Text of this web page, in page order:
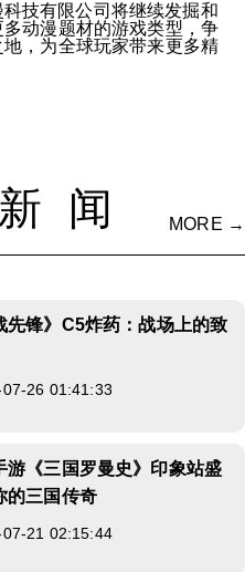
技有限公司将继续发掘和
动漫题材的游戏类型，争
，为全球玩家带来更多精
闻 MORE →
先锋》C5炸药：战场上的致
07-26 01:41:33
游《三国罗曼史》印象站盛
的三国传奇
07-21 02:15:44